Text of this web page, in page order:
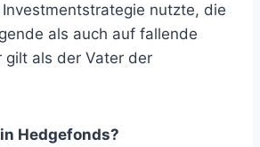
nutzte, die
als auch auf fallende
gilt als der Vater der
Hedgefonds?